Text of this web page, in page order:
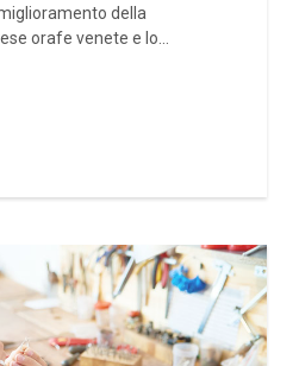
della
orafe venete e lo...